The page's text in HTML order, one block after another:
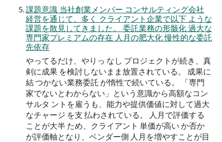
課題意識 当社創業メンバー コンサルティング会社
経営を通じて、多く クライアント企業で以下 ような
課題を散見してきました。 委託業務の形骸化 過大な
専門家プレミアムの存在 人月の肥大化 慢性的な委託
先依存
やってるだけ、やりっ なし プロジェクトが続き、真
剣に成果 を検討しないまま放置されている。 成果に
結 つかない業務委託 が惰性で続いている。 「専門
家でないとわからない」という意識から高額なコン
サルタ ントを雇うも、能力や提供価値に対して過大
なチャージ を支 払わされている。 人月で評価する
ことが大半 ため、クライアント 単価が高い か否か
が評価軸となり、ベンダー側 人月を増やすことが目